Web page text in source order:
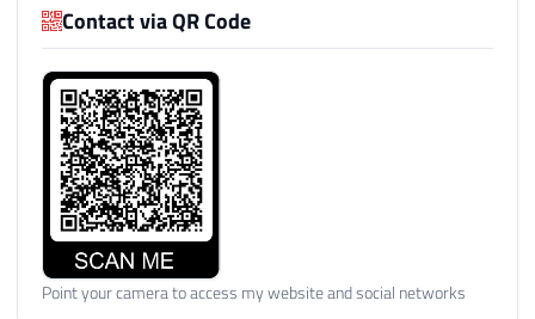
Contact via QR Code
Point your camera to access my website and social networks